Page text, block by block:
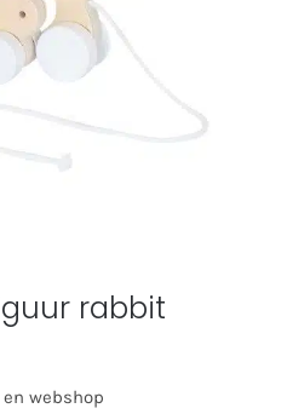
rabbit
webshop